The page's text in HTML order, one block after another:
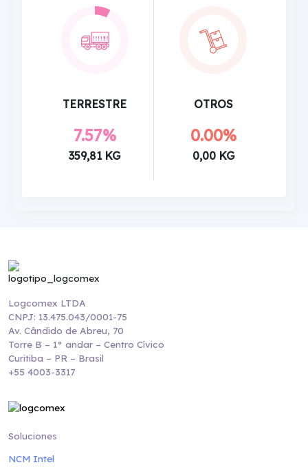
TERRESTRE
7.57%
359,81 KG
OTROS
0.00%
0,00 KG
Logcomex LTDA
CNPJ: 13.475.043/0001-75
Av. Cândido de Abreu, 70
Torre B – 1° andar – Centro Cívico
Curitiba – PR – Brasil
+55 4003-3317
Soluciones
NCM Intel